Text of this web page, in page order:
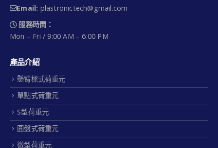
Email: plastronictech@gmail.com
服務時間：
Mon – Fri / 9:00 AM – 6:00 PM
產品介紹
懸臂樑式荷重元
單點式荷重元
S型荷重元
圓盤式荷重元
微型荷重元